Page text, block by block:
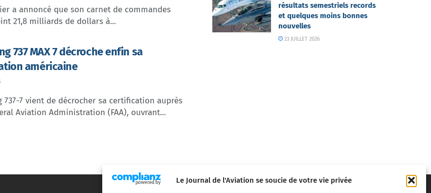
Le Journal de l'Aviation se soucie de votre vie privée
a annoncé que son carnet de commandes
21,8 milliards de dollars à...
737 MAX 7 décroche enfin sa
américaine
737-7 vient de décrocher sa certification auprès
Aviation Administration (FAA), ouvrant...
résultats semestriels records
et quelques moins bonnes
nouvelles
23 JUILLET 2026